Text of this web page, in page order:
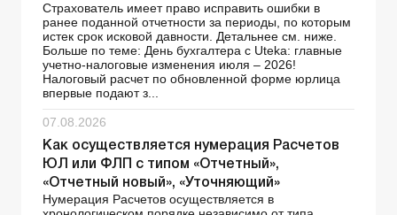
Страхователь имеет право исправить ошибки в
ранее поданной отчетности за периоды, по которым
истек срок исковой давности. Детальнее см. ниже.
Больше по теме: День бухгалтера с Uteka: главные
учетно-налоговые изменения июля – 2026!
Налоговый расчет по обновленной форме юрлица
впервые подают з...
07.08.2026
Как осуществляется нумерация Расчетов
ЮЛ или ФЛП с типом «Отчетный»,
«Отчетный новый», «Уточняющий»
Нумерация Расчетов осуществляется в